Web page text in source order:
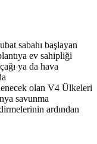
sabahı başlayan
ev sahipliği
ya da hava
olan V4 Ülkeleri
savunma
ardından